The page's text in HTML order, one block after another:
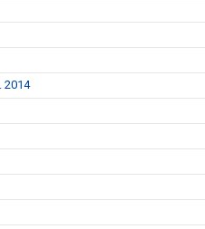
2014